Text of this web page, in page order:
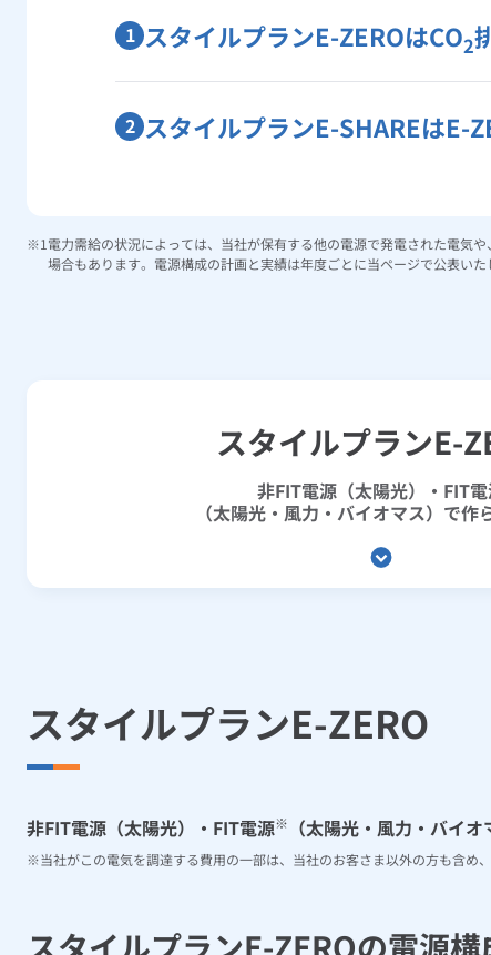
1 スタイルプランE-ZEROはCO2
2 スタイルプランE-SHAREはE-
電力需給の状況によっては、当社が保有する他の電源で発電された電気
場合もあります。電源構成の計画と実績は年度ごとに当ページで公表いた
スタイルプランE-
非FIT電源（太陽光）・ FIT
（太陽光・ 風力・バイオマス）で作
スタイルプランE-ZERO
非FIT電源（太陽光）・FIT電源※ （太陽光・風力・バイ
当社がこの電気を調達する費用の一部は、当社のお客さま以外の方も含め
スタイルプランE-ZEROの電源